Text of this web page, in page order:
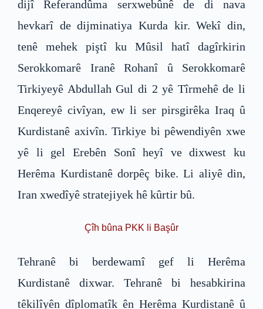
dijî Referandûma serxwebûnê de di nava
hevkarî de dijminatiya Kurda kir. Wekî din,
tenê mehek piştî ku Mûsil hatî dagîrkirin
Serokkomarê Iranê Rohanî û Serokkomarê
Tirkiyeyê Abdullah Gul di 2 yê Tîrmehê de li
Enqereyê civîyan, ew li ser pirsgirêka Iraq û
Kurdistanê axivîn. Tirkiye bi pêwendiyên xwe
yê li gel Erebên Sonî heyî ve dixwest ku
Herêma Kurdistanê dorpêç bike. Li aliyê din,
Iran xwedîyê stratejiyek hê kûrtir bû.
Çîh bûna PKK li Başûr
Tehranê bi berdewamî gef li Herêma
Kurdistanê dixwar. Tehranê bi hesabkirina
têkilîyên dîplomatîk ên Herêma Kurdistanê û